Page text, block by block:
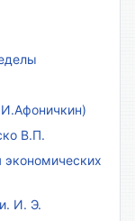
В.П.
экономических
И. Э.